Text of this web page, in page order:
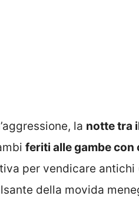
la notte tra
feriti alle gambe con
per vendicare
della movida